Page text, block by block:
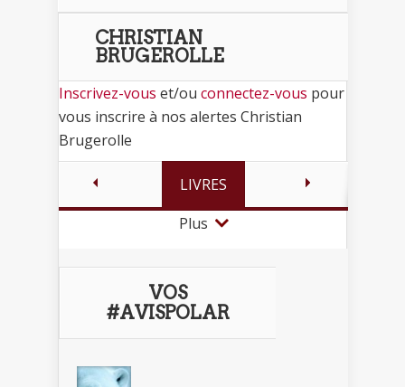
CHRISTIAN
BRUGEROLLE
Inscrivez-vous et/ou connectez-vous pour
vous inscrire à nos alertes Christian
Brugerolle
LIVRES
Plus
VOS
#AVISPOLAR